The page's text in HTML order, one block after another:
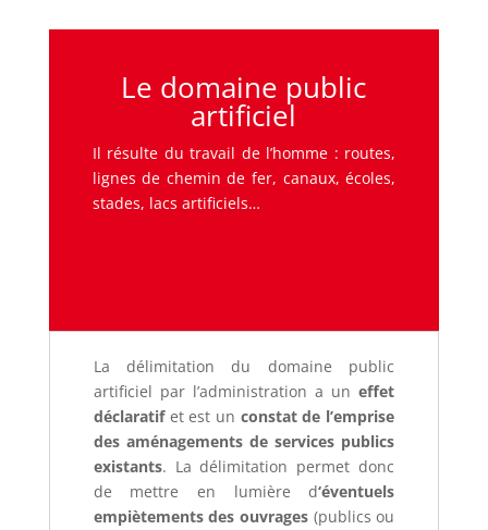
Le domaine public
artificiel
Il résulte du travail de l’homme : routes,
lignes de chemin de fer, canaux, écoles,
stades, lacs artificiels…
La délimitation du domaine public
artificiel par l’administration a uneffet
déclaratifet est un constat de l’emprise
des aménagements de services publics
existants. La délimitation permet donc
de mettre en lumière d‘éventuels
empiètements des ouvrages (publics ou